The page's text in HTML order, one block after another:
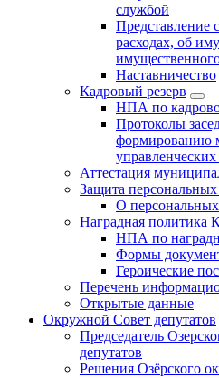
службой
Представление
расходах, об
Наставничество
Кадровый резерв
НПА по
Протоколы
формированию
управленческих
Аттестация
Защита
О
Наградная политика
НПА по
Формы
Героические
Перечень
Открытые данные
Окружной Совет депутатов
Председатель
депутатов
Решения Озёрского